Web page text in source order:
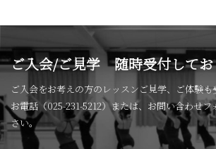
ご入会/ご見学 随時受付してお
ご入会をお考えの方のレッスンご見学、ご体験も
お電話（025-231-5212）または、お問い合わせ
さい。